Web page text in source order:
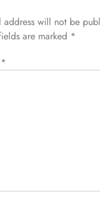
address will not be
are marked *
*